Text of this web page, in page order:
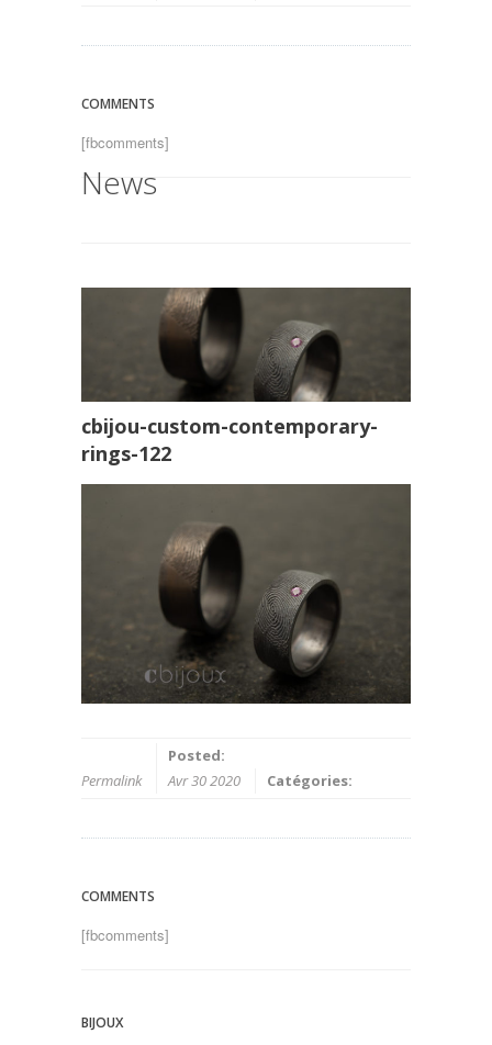
COMMENTS
[fbcomments]
News
cbijou-custom-contemporary-
rings-122
Permalink
Posted:
Avr 30 2020
Catégories:
COMMENTS
[fbcomments]
BIJOUX